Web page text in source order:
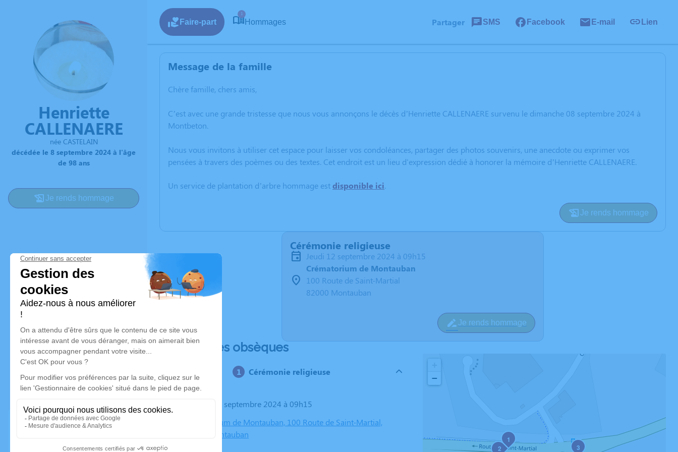
Henriette
CALLENAERE
née CASTELAIN
décédée le 8 septembre 2024 à l'âge
de 98 ans
Je rends hommage
Faire-part
1
Hommages Partager SMS Facebook E-mail Lien
Message de la famille
Chère famille, chers amis,
C’est avec une grande tristesse que nous vous annonçons le décès d’Henriette CALLENAERE survenu le dimanche 08 septembre 2024 à
Montbeton.
Nous vous invitons à utiliser cet espace pour laisser vos condoléances, partager des photos souvenirs, une anecdote ou exprimer vos
pensées à travers des poèmes ou des textes. Cet endroit est un lieu d'expression dédié à honorer la mémoire d’Henriette CALLENAERE.
Un service de plantation d’arbre hommage estdisponible ici.
Je rends hommage
Cérémonie religieuse
jeudi 12 septembre 2024 à 09h15
Crématorium de Montauban
100 Route de Saint-Martial
82000 Montauban
Je rends hommage
Déroulé des obsèques
Cérémonie religieuse
Le jeudi 12 septembre 2024 à 09h15
Crématorium de Montauban, 100 Route de Saint-Martial,
82000 Montauban
1
2
3
−